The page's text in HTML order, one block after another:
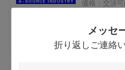
メッセ
折り返しご連絡
ショッピングペーパーバッ
価格：交渉可
ベストプライス